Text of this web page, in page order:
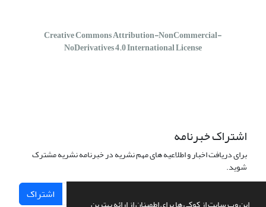
Creative Commons Attribution-NonCommercial-
NoDerivatives 4.0 International License
اشتراک خبرنامه
برای دریافت اخبار و اطلاعیه های مهم نشریه در خبرنامه نشریه مشترک
شوید.
اشتراک